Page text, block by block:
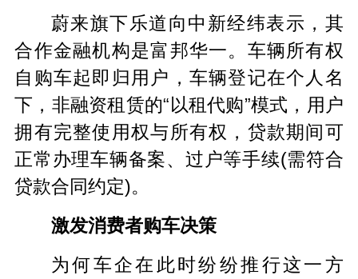
蔚来旗下乐道向中新经纬表示，其
合作金融机构是富邦华一。车辆所有权
自购车起即归用户，车辆登记在个人名
下，非融资租赁的“以租代购”模式，用户
拥有完整使用权与所有权，贷款期间可
正常办理车辆备案、过户等手续(需符合
贷款合同约定)。
激发消费者购车决策
为何车企在此时纷纷推行这一方